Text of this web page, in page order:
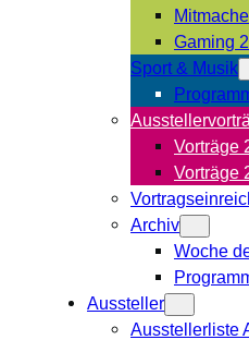
Gaming
Sport & Musik
Vorträge
Vorträge
Archiv
Woche
Aussteller
Ausstellerliste